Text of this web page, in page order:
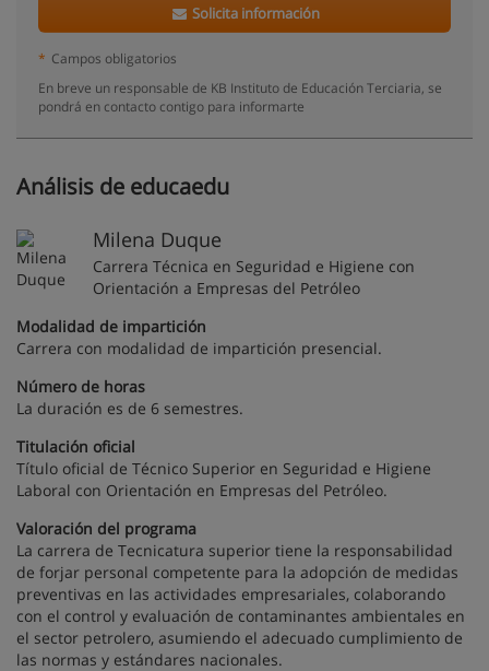
Solicita información
* Campos obligatorios
En breve un responsable de KB Instituto de Educación Terciaria, se
pondrá en contacto contigo para informarte
Análisis de educaedu
Milena Duque
Carrera Técnica en Seguridad e Higiene con
Orientación a Empresas del Petróleo
Modalidad de impartición
Carrera con modalidad de impartición presencial.
Número de horas
La duración es de 6 semestres.
Titulación oficial
Título oficial de Técnico Superior en Seguridad e Higiene
Laboral con Orientación en Empresas del Petróleo.
Valoración del programa
La carrera de Tecnicatura superior tiene la responsabilidad
de forjar personal competente para la adopción de medidas
preventivas en las actividades empresariales, colaborando
con el control y evaluación de contaminantes ambientales en
el sector petrolero, asumiendo el adecuado cumplimiento de
las normas y estándares nacionales.